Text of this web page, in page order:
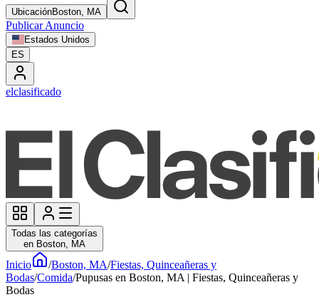
UbicaciónBoston, MA
Publicar Anuncio
Estados Unidos
ES
elclasificado
Todas las categorías
en Boston, MA
Inicio /Boston, MA/Fiestas, Quinceañeras y
Bodas/Comida/Pupusas en Boston, MA | Fiestas, Quinceañeras y
Bodas